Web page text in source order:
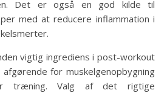
Det er også en god kilde til
med at reducere inflammation i
vigtig ingrediens i post-workout
for muskelgenopbygning
træning. Valg af det rigtige